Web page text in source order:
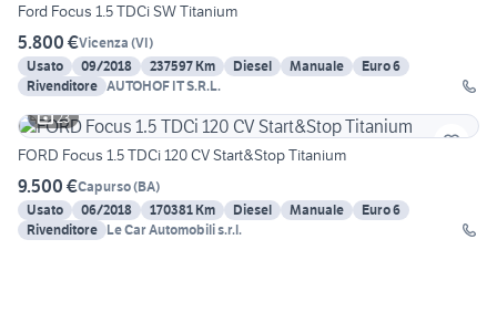
Ford Focus 1.5 TDCi SW Titanium
5.800 €Vicenza (VI)
Usato
09/2018 237597 Km Diesel Manuale
Euro 6
Rivenditore
AUTOHOF IT S.R.L.
23
FORD Focus 1.5 TDCi 120 CV Start&Stop Titanium
9.500 €Capurso(BA)
Usato
06/2018 170381 Km Diesel Manuale
Euro 6
Rivenditore Le Car Automobili s.r.l.